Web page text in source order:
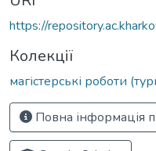
https://
Колекції
магістерські роботи
Повна інформація